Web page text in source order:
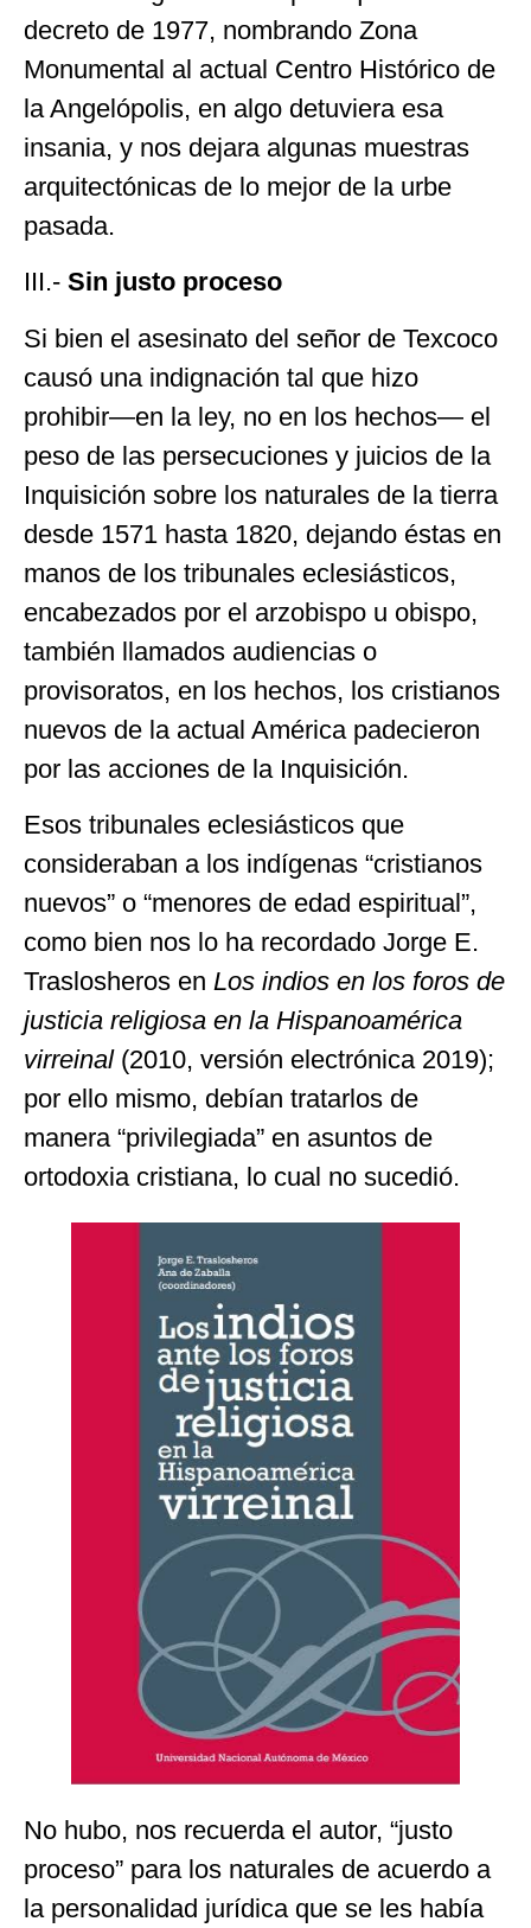
decreto de 1977, nombrando Zona
Monumental al actual Centro Histórico de
la Angelópolis, en algo detuviera esa
insania, y nos dejara algunas muestras
arquitectónicas de lo mejor de la urbe
pasada.
III.- Sin justo proceso
Si bien el asesinato del señor de Texcoco
causó una indignación tal que hizo
prohibir—en la ley, no en los hechos— el
peso de las persecuciones y juicios de la
Inquisición sobre los naturales de la tierra
desde 1571 hasta 1820, dejando éstas en
manos de los tribunales eclesiásticos,
encabezados por el arzobispo u obispo,
también llamados audiencias o
provisoratos, en los hechos, los cristianos
nuevos de la actual América padecieron
por las acciones de la Inquisición.
Esos tribunales eclesiásticos que
consideraban a los indígenas “cristianos
nuevos” o “menores de edad espiritual”,
como bien nos lo ha recordado Jorge E.
Traslosheros en Los indios en los foros de
justicia religiosa en la Hispanoamérica
virreinal(2010, versión electrónica 2019);
por ello mismo, debían tratarlos de
manera “privilegiada” en asuntos de
ortodoxia cristiana, lo cual no sucedió.
No hubo, nos recuerda el autor, “justo
proceso” para los naturales de acuerdo a
la personalidad jurídica que se les había